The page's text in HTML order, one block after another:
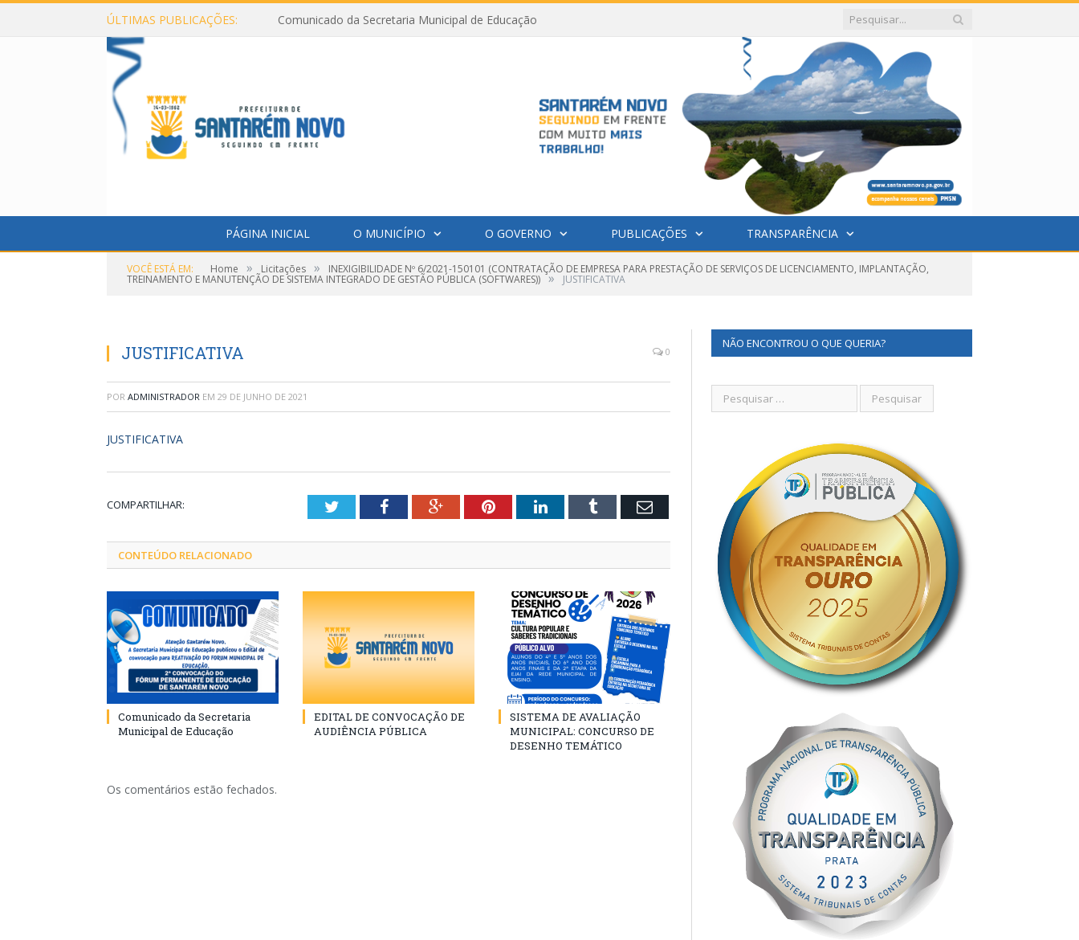
ÚLTIMAS PUBLICAÇÕES: Comunicado da Secretaria Municipal de Educação
PÁGINA INICIAL O MUNICÍPIO O GOVERNO PUBLICAÇÕES TRANSPARÊNCIA
VOCÊ ESTÁ EM: Home » Licitações » INEXIGIBILIDADE Nº 6/2021-150101 (CONTRATAÇÃO DE EMPRESA PARA PRESTAÇÃO DE SERVIÇOS DE LICENCIAMENTO, IMPLANTAÇÃO,
TREINAMENTO E MANUTENÇÃO DE SISTEMA INTEGRADO DE GESTÃO PÚBLICA (SOFTWARES)) » JUSTIFICATIVA
JUSTIFICATIVA 0
POR ADMINISTRADOR EM 29 DE JUNHO DE 2021
JUSTIFICATIVA
COMPARTILHAR: TwitterFacebookGoogle+PinterestLinkedInTumblr Email
CONTEÚDO RELACIONADO
Comunicado da Secretaria
Municipal de Educação
EDITAL DE CONVOCAÇÃO DE
AUDIÊNCIA PÚBLICA
SISTEMA DE AVALIAÇÃO
MUNICIPAL: CONCURSO DE
DESENHO TEMÁTICO
Os comentários estão fechados.
NÃO ENCONTROU O QUE QUERIA?